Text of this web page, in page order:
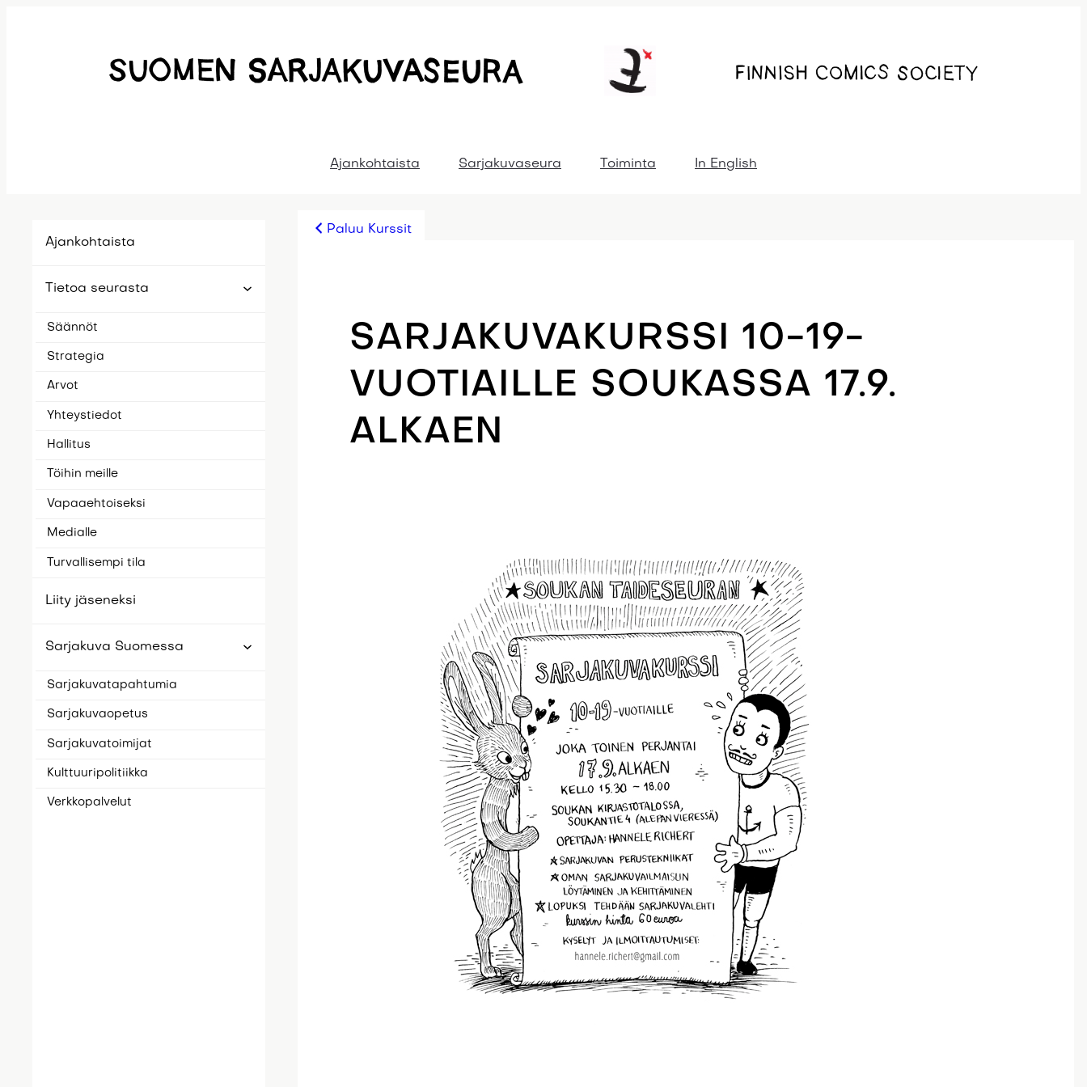
Ajankohtaista Sarjakuvaseura Toiminta In English
Ajankohtaista
Tietoa seurasta
Säännöt
Strategia
Arvot
Yhteystiedot
Hallitus
Töihin meille
Vapaaehtoiseksi
Medialle
Turvallisempi tila
Liity jäseneksi
Sarjakuva Suomessa
Sarjakuvatapahtumia
Sarjakuvaopetus
Sarjakuvatoimijat
Kulttuuripolitiikka
Verkkopalvelut
Paluu Kurssit
SARJAKUVAKURSSI 10-19-
VUOTIAILLE SOUKASSA 17.9.
ALKAEN